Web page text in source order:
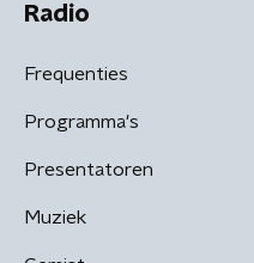
Radio
Frequenties
Programma's
Presentatoren
Muziek